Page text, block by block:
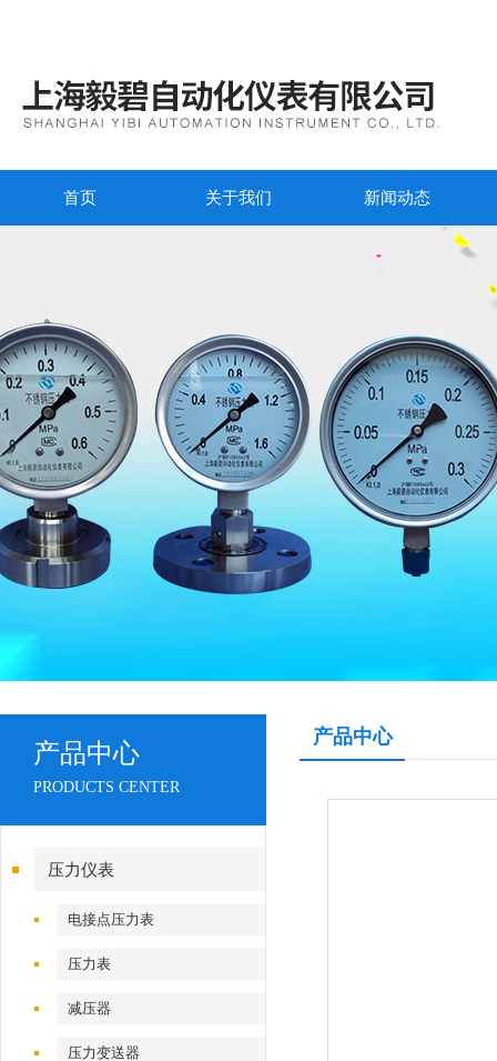
首页 关于我们 新闻动态
产品中心
PRODUCTS CENTER
压力仪表
电接点压力表
压力表
减压器
压力变送器
产品中心